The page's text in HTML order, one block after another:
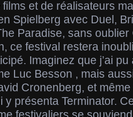
et de réalisateurs
Spielberg avec Duel,
Paradise, sans
ce festival restera
Imaginez que j’ai
Luc Besson , mais
Cronenberg, et
y présenta Terminator.
festivaliers se